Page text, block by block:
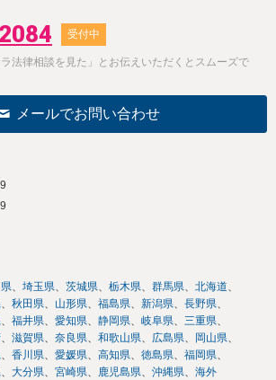
受付中
法律相談を見た」とお伝えいただくとスムーズで
メールでお問い合わせ
埼玉県 茨城県 栃木県 群馬県
北海道
秋田県 山形県 福島県 新潟県
長野県
福井県 愛知県 静岡県 岐阜県
三重県
滋賀県 奈良県 和歌山県 広島県
岡山県
香川県 愛媛県 高知県 徳島県
福岡県
大分県 宮崎県 鹿児島県 沖縄県 海外